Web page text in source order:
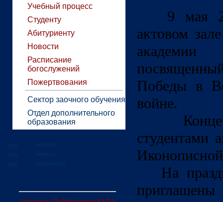
Учебный процесс
Студенту
Абитуриенту
Новости
Расписание
богослужений
Пожертвования
Сектор заочного обучения
Отдел дополнительного
образования
9 мая
актовом
академии
Победы в
войне.
Концерт
студентами
На